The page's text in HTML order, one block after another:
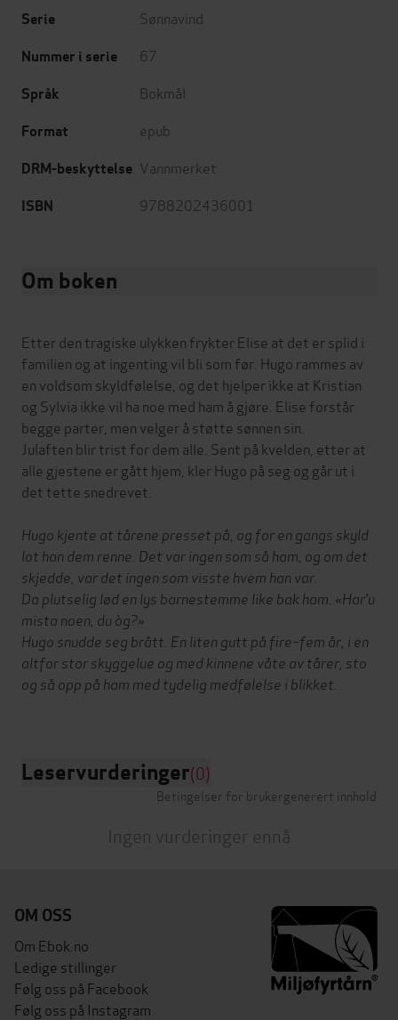
Serie Sønnavind
Nummer i serie 67
Språk Bokmål
Format epub
DRM-beskyttelse Vannmerket
ISBN 9788202436001
Om boken
Etter den tragiske ulykken frykter Elise at det er splid i
familien og at ingenting vil bli som før. Hugo rammes av
en voldsom skyldfølelse, og det hjelper ikke at Kristian
og Sylvia ikke vil ha noe med ham å gjøre. Elise forstår
begge parter, men velger å støtte sønnen sin.
Julaften blir trist for dem alle. Sent på kvelden, etter at
alle gjestene er gått hjem, kler Hugo på seg og går ut i
det tette snedrevet.
Hugo kjente at tårene presset på, og for en gangs skyld
lot han dem renne. Det var ingen som så ham, og om det
skjedde, var det ingen som visste hvem han var.
Da plutselig lød en lys barnestemme like bak ham. «Har’u
mista noen, du òg?»
Hugo snudde seg brått. En liten gutt på fire–fem år, i en
altfor stor skyggelue og med kinnene våte av tårer, sto
og så opp på ham med tydelig medfølelse i blikket.
Leservurderinger(0)
Betingelser for brukergenerert innhold
Ingen vurderinger ennå
OM OSS
Om Ebok.no
Ledige stillinger
Følg oss på Facebook
Følg oss på Instagram